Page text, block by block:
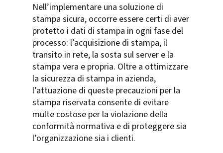
Nell’implementare una soluzione di
stampa sicura, occorre essere certi di aver
protetto i dati di stampa in ogni fase del
processo: l’acquisizione di stampa, il
transito in rete, la sosta sul server e la
stampa vera e propria. Oltre a ottimizzare
la sicurezza di stampa in azienda,
l’attuazione di queste precauzioni per la
stampa riservata consente di evitare
multe costose per la violazione della
conformità normativa e di proteggere sia
l’organizzazione sia i clienti.